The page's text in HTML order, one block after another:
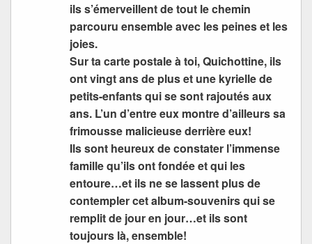
ils s’émerveillent de tout le chemin
parcouru ensemble avec les peines et les
joies.
Sur ta carte postale à toi, Quichottine, ils
ont vingt ans de plus et une kyrielle de
petits-enfants qui se sont rajoutés aux
ans. L’un d’entre eux montre d’ailleurs sa
frimousse malicieuse derrière eux!
Ils sont heureux de constater l’immense
famille qu’ils ont fondée et qui les
entoure…et ils ne se lassent plus de
contempler cet album-souvenirs qui se
remplit de jour en jour…et ils sont
toujours là, ensemble!